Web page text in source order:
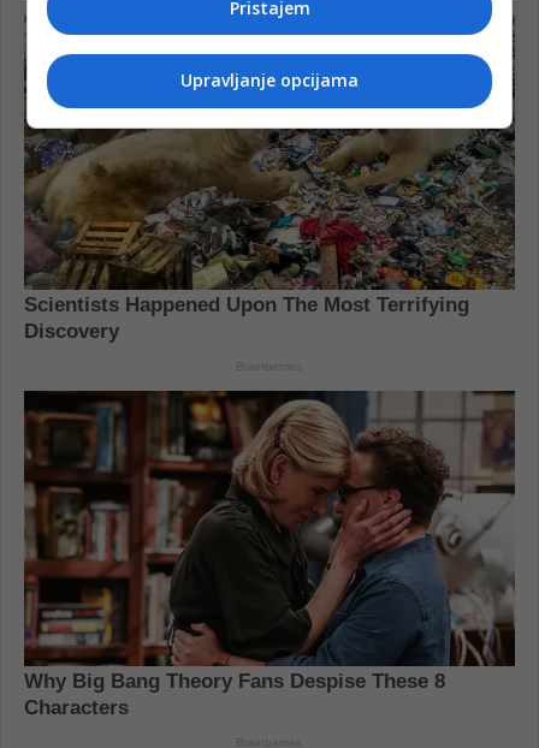
Pristajem
Upravljanje opcijama